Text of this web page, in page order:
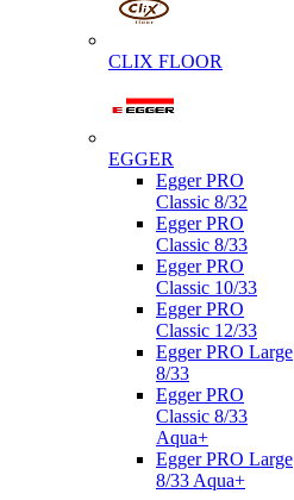
CLIX FLOOR
EGGER
Egger PRO
Classic 8/32
Egger PRO
Classic 8/33
Egger PRO
Classic 10/33
Egger PRO
Classic 12/33
Egger PRO Large
8/33
Egger PRO
Classic 8/33
Aqua+
Egger PRO Large
8/33 Aqua+